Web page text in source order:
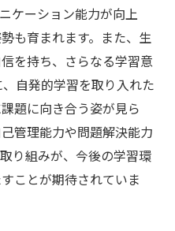
ケーション能力が向上
も育まれます。また、生
を持ち、さらなる学習意
自発的学習を取り入れた
題に向き合う姿が見ら
管理能力や問題解決能力
り組みが、今後の学習環
ことが期待されていま